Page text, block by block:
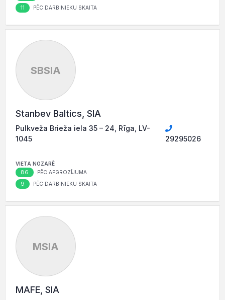
11 PĒC DARBINIEKU SKAITA
SBSIA
Stanbev Baltics, SIA
Pulkveža Brieža iela 35 – 24, Rīga, LV-
1045
29295026
VIETA NOZARĒ
86 PĒC APGROZĪJUMA
9 PĒC DARBINIEKU SKAITA
MSIA
MAFE, SIA